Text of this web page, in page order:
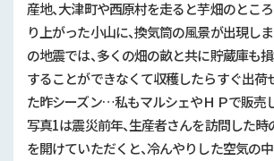
産地、大津町や西原村を走ると芋畑のとこ
り上がった小山に、換気筒の風景が出現しま
の地震では、多くの畑の畝と共に貯蔵庫も
することができなくて収穫したらすぐ出荷
た昨シーズン…私もマルシェやＨＰで販売
写真1は震災前年、生産者さんを訪問した時
を開けていただくと、冷んやりした空気の